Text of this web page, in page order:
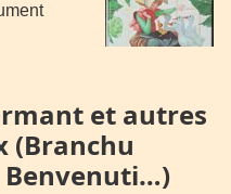
et autres
(Branchu
Benvenuti…)